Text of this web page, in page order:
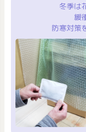
冬季は
緩
防寒対策